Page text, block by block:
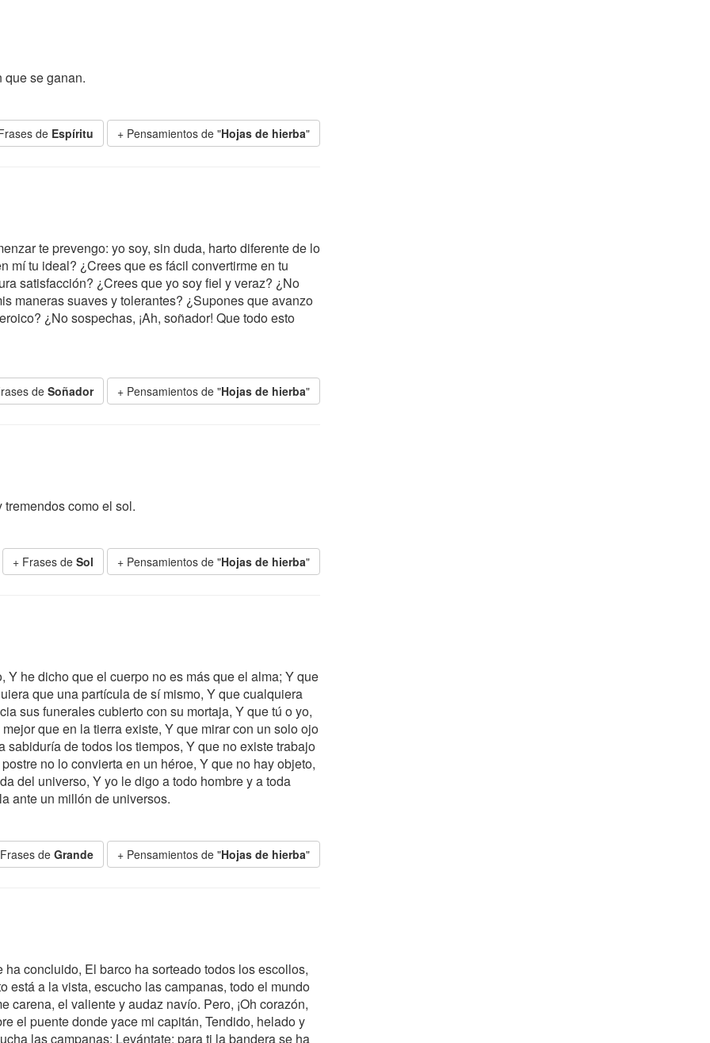
se ganan.
de Espíritu + Pensamientos de "Hojas de hierba"
te prevengo: yo soy, sin duda, harto diferente de lo
mí tu ideal? ¿Crees que es fácil convertirme en tu
satisfacción? ¿Crees que yo soy fiel y veraz? ¿No
maneras suaves y tolerantes? ¿Supones que avanzo
¿No sospechas, ¡Ah, soñador! Que todo esto
de Soñador + Pensamientos de "Hojas de hierba"
como el sol.
+ Frases de Sol + Pensamientos de "Hojas de hierba"
he dicho que el cuerpo no es más que el alma; Y que
que una partícula de sí mismo, Y que cualquiera
sus funerales cubierto con su mortaja, Y que tú o yo,
que en la tierra existe, Y que mirar con un solo ojo
de todos los tiempos, Y que no existe trabajo
no lo convierta en un héroe, Y que no hay objeto,
del universo, Y yo le digo a todo hombre y a toda
ante un millón de universos.
de Grande + Pensamientos de "Hojas de hierba"
ha concluido, El barco ha sorteado todos los escollos,
está a la vista, escucho las campanas, todo el mundo
carena, el valiente y audaz navío. Pero, ¡Oh corazón,
el puente donde yace mi capitán, Tendido, helado y
las campanas; Levántate; para ti la bandera se ha